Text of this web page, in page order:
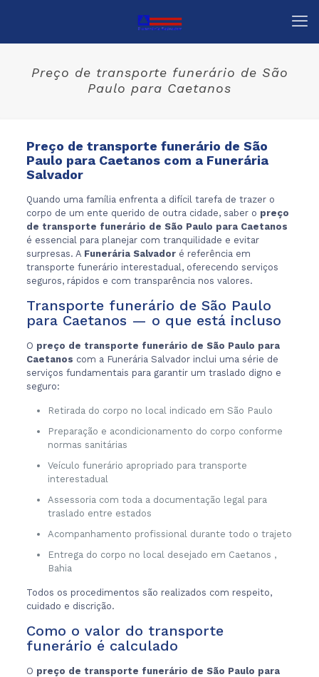
Preço de transporte funerário de São
Paulo para Caetanos
Preço de transporte funerário de São
Paulo para Caetanos com a Funerária
Salvador
Quando uma família enfrenta a difícil tarefa de trazer o
corpo de um ente querido de outra cidade, saber o preço
de transporte funerário de São Paulo para Caetanos
é essencial para planejar com tranquilidade e evitar
surpresas. A Funerária Salvadoré referência em
transporte funerário interestadual, oferecendo serviços
seguros, rápidos e com transparência nos valores.
Transporte funerário de São Paulo
para Caetanos — o que está incluso
O preço de transporte funerário de São Paulo para
Caetanos com a Funerária Salvador inclui uma série de
serviços fundamentais para garantir um traslado digno e
seguro:
Retirada do corpo no local indicado em São Paulo
Preparação e acondicionamento do corpo conforme
normas sanitárias
Veículo funerário apropriado para transporte
interestadual
Assessoria com toda a documentação legal para
traslado entre estados
Acompanhamento profissional durante todo o trajeto
Entrega do corpo no local desejado em Caetanos ,
Bahia
Todos os procedimentos são realizados com respeito,
cuidado e discrição.
Como o valor do transporte
funerário é calculado
O preço de transporte funerário de São Paulo para